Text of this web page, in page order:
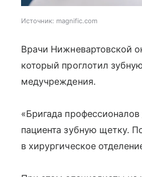
Источник: magnific.com
Врачи Нижневартовской
который проглотил
медучреждения.
«Бригада
пациента зубную щетку.
в хирургическое